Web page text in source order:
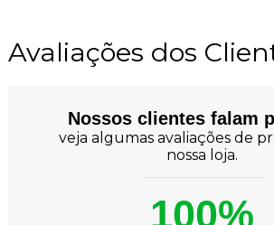
Avaliações dos
Nossos clientes falam
veja algumas avaliações de
nossa loja.
100%